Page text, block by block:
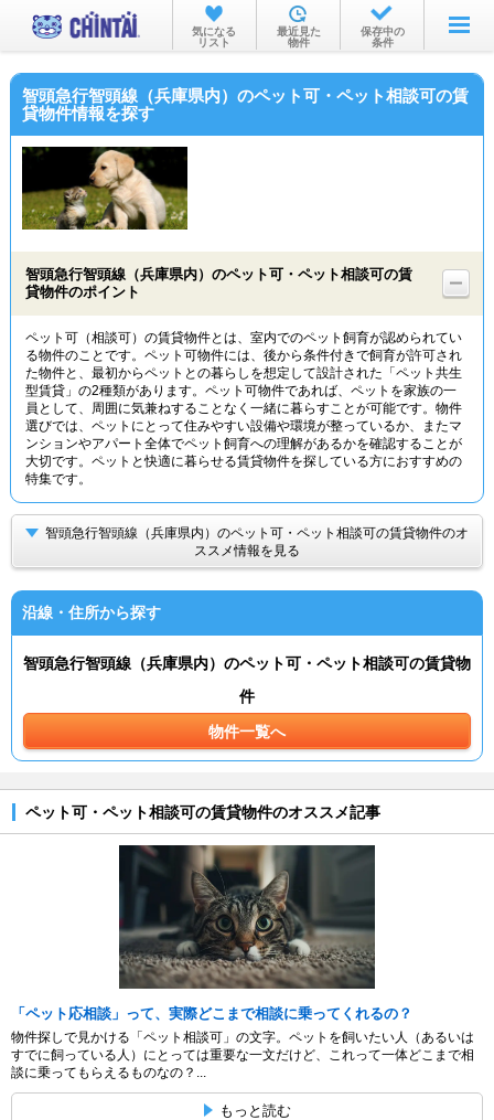
お部屋を探す
沿線・駅から
不動産会社から
気になる
リスト
最近見た
物件
保存中の
条件
智頭急行智頭線（兵庫県内）のペット可・ペット相談可の賃
貸物件情報を探す
智頭急行智頭線（兵庫県内）のペット可・ペット相談可の賃
貸物件のポイント
ペット可（相談可）の賃貸物件とは、室内でのペット飼育が認められてい
る物件のことです。ペット可物件には、後から条件付きで飼育が許可され
た物件と、最初からペットとの暮らしを想定して設計された「ペット共生
型賃貸」の2種類があります。ペット可物件であれば、ペットを家族の一
員として、周囲に気兼ねすることなく一緒に暮らすことが可能です。物件
選びでは、ペットにとって住みやすい設備や環境が整っているか、またマ
ンションやアパート全体でペット飼育への理解があるかを確認することが
大切です。ペットと快適に暮らせる賃貸物件を探している方におすすめの
特集です。
智頭急行智頭線（兵庫県内）のペット可・ペット相談可の賃貸物件のオ
ススメ情報を見る
沿線・住所から探す
智頭急行智頭線（兵庫県内）のペット可・ペット相談可の賃貸物
件
物件一覧へ
ペット可・ペット相談可の賃貸物件のオススメ記事
「ペット応相談」って、実際どこまで相談に乗ってくれるの？
物件探しで見かける「ペット相談可」の文字。ペットを飼いたい人（あるいは
すでに飼っている人）にとっては重要な一文だけど、これって一体どこまで相
談に乗ってもらえるものなの？...
もっと読む